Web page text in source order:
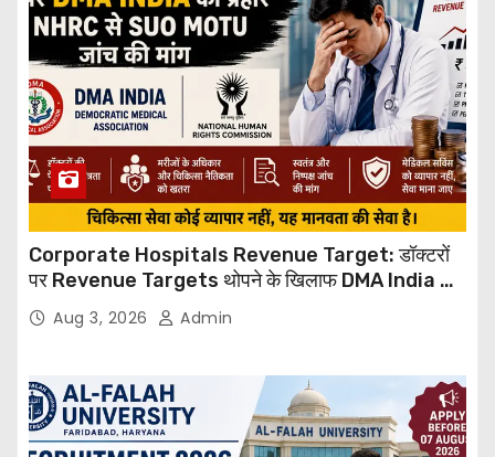
Corporate Hospitals Revenue Target: डॉक्टरों
पर Revenue Targets थोपने के खिलाफ DMA India का
बड़ा कदम, NHRC से Suo Motu जांच की मांग
Aug 3, 2026 Admin